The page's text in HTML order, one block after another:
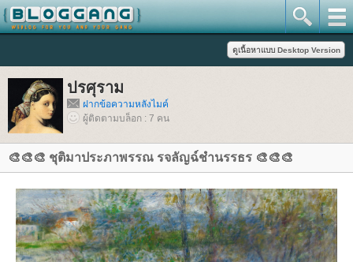
ปรศุราม
ฝากข้อความหลังไมค์
ผู้ติดตามบล็อก : 7 คน
🎨🎨🎨 ชุติมาประภาพรรณ รจลัญฉ์ชำนรรธร 🎨🎨🎨